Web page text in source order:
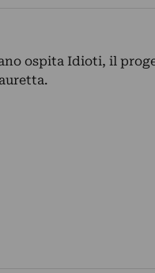
ospita Idioti, il